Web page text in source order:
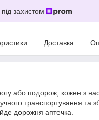
захистом
Доставка
або подорож, кожен з
транспортування та
дорожня аптечка.